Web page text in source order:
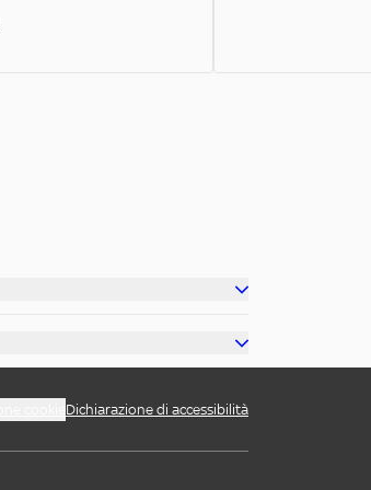
Dichiarazione di accessibilità